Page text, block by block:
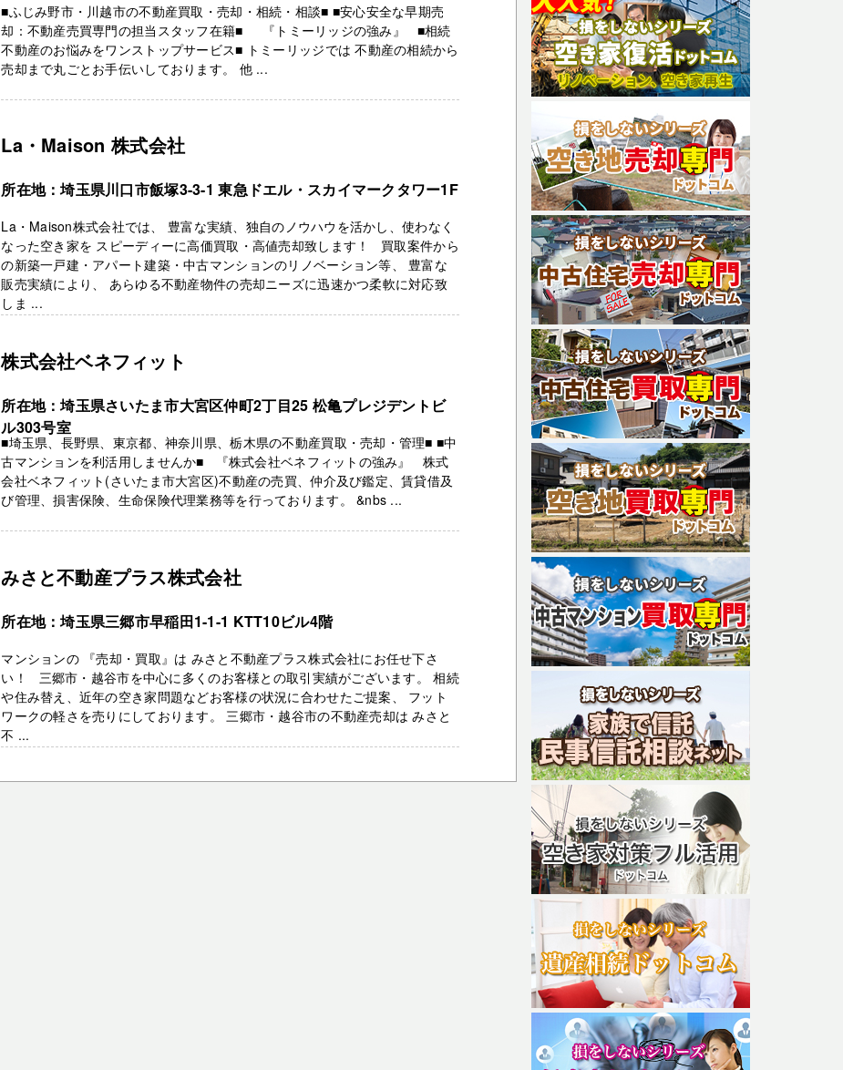
■ふじみ野市・川越市の不動産買取・売却・相続・相談■ ■安心安全な早期売
却：不動産売買専門の担当スタッフ在籍■ 『トミーリッジの強み』 ■相続
不動産のお悩みをワンストップサービス■ トミーリッジでは 不動産の相続から
売却まで丸ごとお手伝いしております。 他 ...
La・Maison 株式会社
所在地：埼玉県川口市飯塚3-3-1 東急ドエル・スカイマークタワー1F
La・Maison株式会社では、 豊富な実績、独自のノウハウを活かし、使わなく
なった空き家を スピーディーに高価買取・高値売却致します！ 買取案件から
の新築一戸建・アパート建築・中古マンションのリノベーション等、 豊富な
販売実績により、 あらゆる不動産物件の売却ニーズに迅速かつ柔軟に対応致
しま ...
株式会社ベネフィット
所在地：埼玉県さいたま市大宮区仲町2丁目25 松亀プレジデントビ
ル303号室
■埼玉県、長野県、東京都、神奈川県、栃木県の不動産買取・売却・管理■ ■中
古マンションを利活用しませんか■ 『株式会社ベネフィットの強み』 株式
会社ベネフィット(さいたま市大宮区)不動産の売買、仲介及び鑑定、賃貸借及
び管理、損害保険、生命保険代理業務等を行っております。 &nbs ...
みさと不動産プラス株式会社
所在地：埼玉県三郷市早稲田1-1-1 KTT10ビル4階
マンションの 『売却・買取』は みさと不動産プラス株式会社にお任せ下さ
い！ 三郷市・越谷市を中心に多くのお客様との取引実績がございます。 相続
や住み替え、近年の空き家問題などお客様の状況に合わせたご提案、 フット
ワークの軽さを売りにしております。 三郷市・越谷市の不動産売却は みさと
不 ...